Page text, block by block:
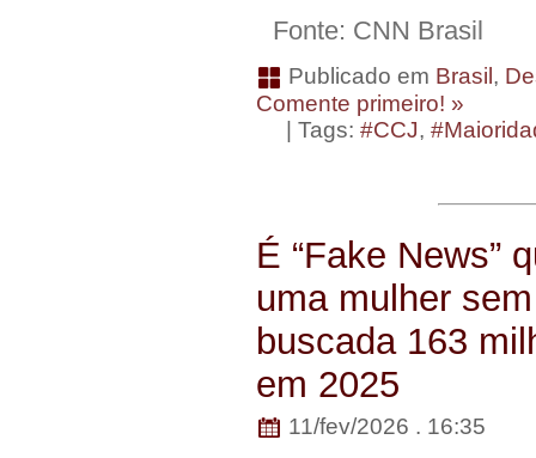
Fonte: CNN Brasil
Publicado em Brasil ,
Comente primeiro! »
| Tags: #CCJ,
É “Fake News”
uma mulher
buscada 163
em 2025
11/fev/2026 . 16:35